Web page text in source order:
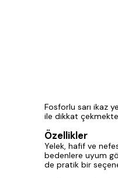
Fosforlu sarı ikaz
ile dikkat
Özellikler
Yelek, hafif ve
bedenlere uyum
de pratik bir